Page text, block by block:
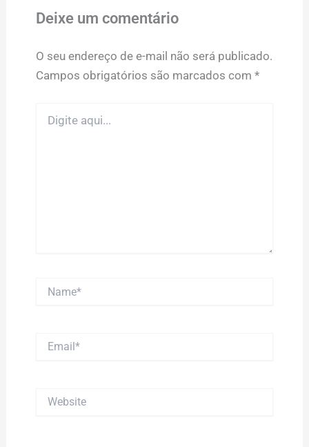
Deixe um comentário
O seu endereço de e-mail não será publicado.
Campos obrigatórios são marcados com *
aqui...